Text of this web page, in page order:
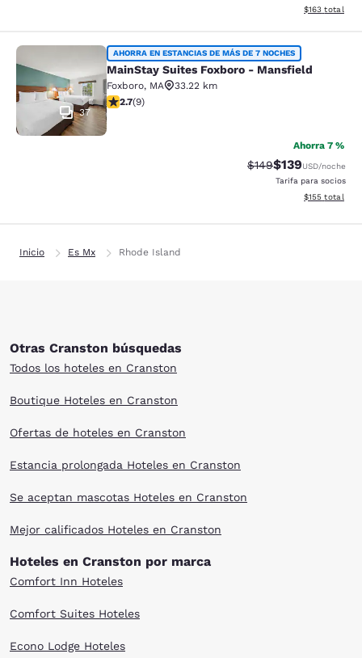
Ver detalles
$163 total
MainStay Suites Foxboro -
37
AHORRA EN ESTANCIAS DE MÁS DE 7 NOCHES
MainStay Suites Foxboro - Mansfield
Foxboro, MA
33.22 km
calificación de 2.67 estrellas. Feria. 9 reseñas
2.7(9)
Ahorra 7 %
Precio tachado:
$149Precio con
$139USD/noche
Tarifa para socios
Ver detalles
$155 total
Inicio Es Mx Rhode Island
Otras Cranston búsquedas
Todos los hoteles en Cranston
Boutique Hoteles en Cranston
Ofertas de hoteles en Cranston
Estancia prolongada Hoteles en Cranston
Se aceptan mascotas Hoteles en Cranston
Mejor calificados Hoteles en Cranston
Hoteles en Cranston por marca
Comfort Inn Hoteles
Comfort Suites Hoteles
Econo Lodge Hoteles